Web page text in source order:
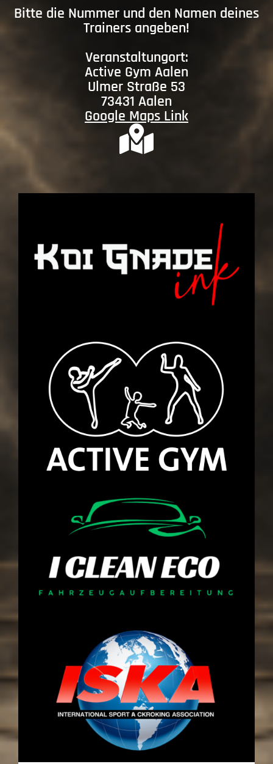
Bitte die Nummer und den Namen deines
Trainers angeben!
Veranstaltungort:
Active Gym Aalen
Ulmer Straße 53
73431 Aalen
Google Maps Link